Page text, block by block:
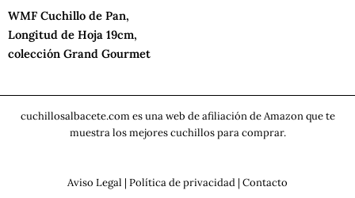
WMF Cuchillo de Pan,
Longitud de Hoja 19cm,
colección Grand Gourmet
cuchillosalbacete.com es una web de afiliación de Amazon que te
muestra los mejores cuchillos para comprar.
Aviso Legal | Política de privacidad | Contacto